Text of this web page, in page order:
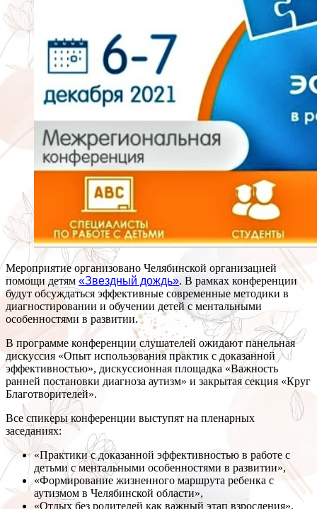
Мероприятие организовано Челябинской организацией
помощи детям «Звездный дождь». В рамках конференции
будут обсуждаться эффективные современные методики в
диагностировании и обучении детей с ментальными
особенностями в развитии.
В программе конференции слушателей ожидают панельная
дискуссия «Опыт использования практик с доказанной
эффективностью», дискуссионная площадка «Важность
ранней постановки диагноза аутизм» и закрытая секция «Круг
Благотворителей».
Все спикеры конференции выступят на пленарных
заседаниях:
«Практики с доказанной эффективностью в работе с
детьми с ментальными особенностями в развитии»,
«Формирование жизненного маршрута ребенка с
аутизмом в Челябинской области»,
«Отдых без родителей как важный этап взросления».